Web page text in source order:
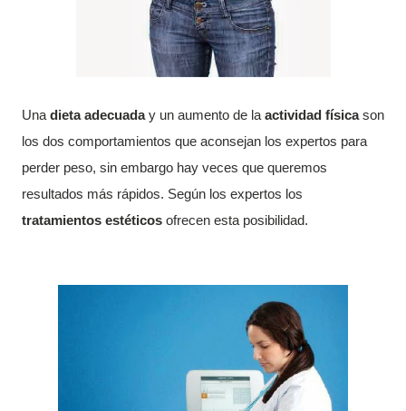
Una dieta adecuaday un aumento de la actividad físicason
los dos comportamientos que aconsejan los expertos para
perder peso, sin embargo hay veces que queremos
resultados más rápidos. Según los expertos los
tratamientos estéticos ofrecen esta posibilidad.